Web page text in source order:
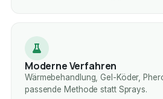
Moderne Verfahren
Wärmebehandlung, Gel-Köder,
passende Methode statt Sprays.